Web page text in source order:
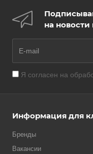
на
Я согласен на
Информация для
Бренды
Вакансии